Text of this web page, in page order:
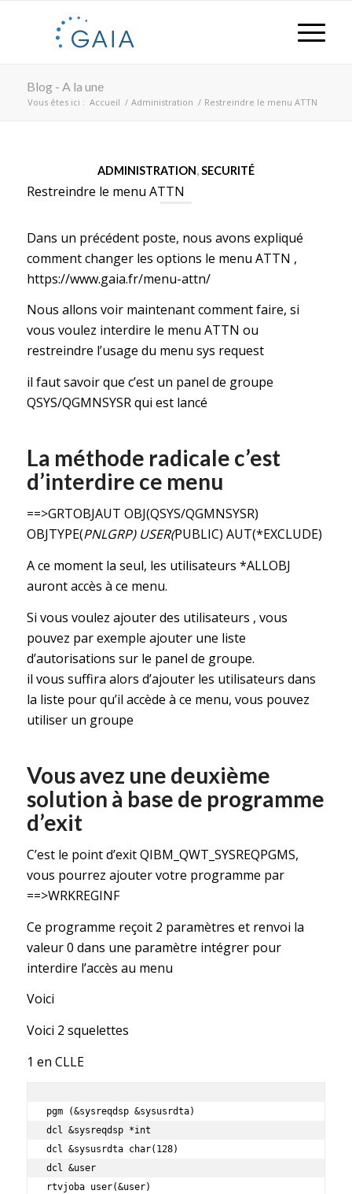
Blog - A la une
Vous êtes ici : Accueil / Administration / Restreindre le menu ATTN
ADMINISTRATION,SECURITÉ
Restreindre le menu ATTN
Dans un précédent poste, nous avons expliqué
comment changer les options le menu ATTN ,
https://www.gaia.fr/menu-attn/
Nous allons voir maintenant comment faire, si
vous voulez interdire le menu ATTN ou
restreindre l’usage du menu sys request
il faut savoir que c’est un panel de groupe
QSYS/QGMNSYSR qui est lancé
La méthode radicale c’est
d’interdire ce menu
==>GRTOBJAUT OBJ(QSYS/QGMNSYSR)
OBJTYPE(PNLGRP) USER(PUBLIC) AUT(*EXCLUDE)
A ce moment la seul, les utilisateurs *ALLOBJ
auront accès à ce menu.
Si vous voulez ajouter des utilisateurs , vous
pouvez par exemple ajouter une liste
d’autorisations sur le panel de groupe.
il vous suffira alors d’ajouter les utilisateurs dans
la liste pour qu’il accède à ce menu, vous pouvez
utiliser un groupe
Vous avez une deuxième
solution à base de programme
d’exit
C’est le point d’exit QIBM_QWT_SYSREQPGMS,
vous pourrez ajouter votre programme par
==>WRKREGINF
Ce programme reçoit 2 paramètres et renvoi la
valeur 0 dans une paramètre intégrer pour
interdire l’accès au menu
Voici
Voici 2 squelettes
1 en CLLE
pgm (&sysreqdsp &sysusrdta)
dcl &sysreqdsp *int
dcl &sysusrdta char(128)
dcl &user
rtvjoba user(&user)